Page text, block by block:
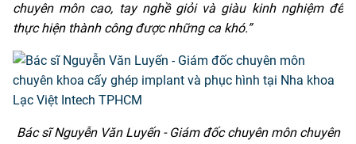
chuyên môn cao, tay nghề giỏi và giàu kinh nghiệm để
thực hiện thành công được những ca khó.”
Bác sĩ Nguyễn Văn Luyến - Giám đốc chuyên môn chuyên